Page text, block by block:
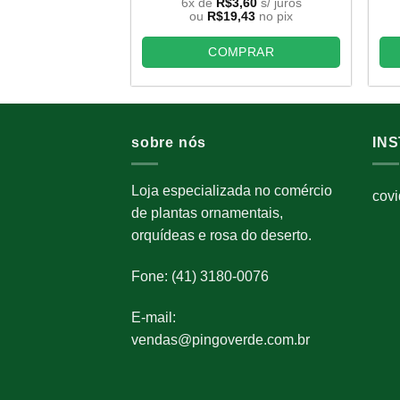
original
era:
R$34,45.
atual
é:
R$21,59.
ou R$19,43 no pix
COMPRAR
sobre nós
Loja especializada no comércio
de plantas ornamentais,
orquídeas e rosa do deserto.
Fone: (41) 3180-0076
E-mail:
vendas@pingoverde.com.br